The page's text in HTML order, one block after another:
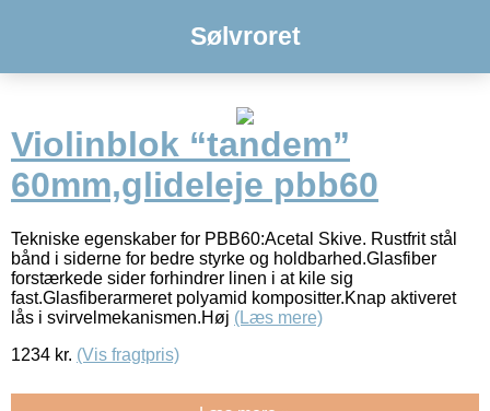
Sølvroret
Violinblok “tandem”
60mm,glideleje pbb60
Tekniske egenskaber for PBB60:Acetal Skive. Rustfrit stål
bånd i siderne for bedre styrke og holdbarhed.Glasfiber
forstærkede sider forhindrer linen i at kile sig
fast.Glasfiberarmeret polyamid kompositter.Knap aktiveret
lås i svirvelmekanismen.Høj (Læs mere)
1234 kr. (Vis fragtpris)